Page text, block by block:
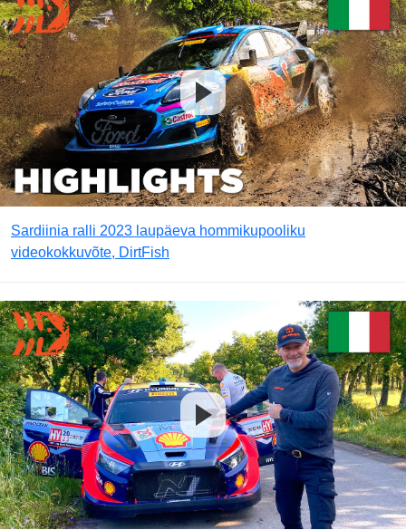
Sardiinia ralli 2023 laupäeva hommikupooliku
videokokkuvõte, DirtFish